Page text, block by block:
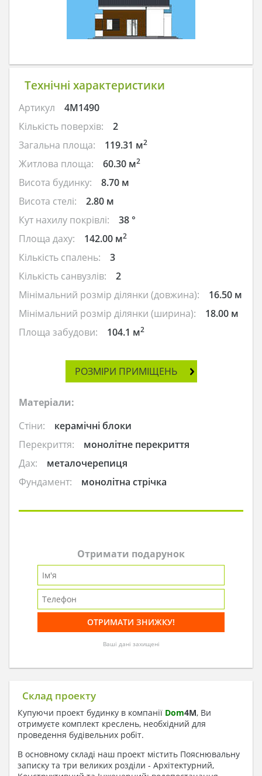
Технічні характеристики
Артикул
4M1490
Кількість поверхів:
2
Загальна площа:
119.31 м2
Житлова площа: 60.30 м2
Висота будинку:
8.70 м
Висота стелі:
2.80 м
Кут нахилу покрівлі:
38 °
Площа даху:
142.00 м2
Кількість спалень:
3
Кількість санвузлів:
2
Мінімальний розмір ділянки (довжина):
16.50 м
Мінімальний розмір ділянки (ширина):
18.00 м
Площа забудови:
104.1 м2
РОЗМІРИ ПРИМІЩЕНЬ
Матеріали:
Стіни:
керамічні блоки
Перекриття:
монолітне перекриття
Дах:
металочерепиця
Фундамент:
монолітна стрічка
Отримати подарунок
Ваші дані захищені
Склад проекту
Купуючи проект будинку в компанії Dom4M, Ви
отримуєте комплект креслень, необхідний для
проведення будівельних робіт.
В основному складі наш проект містить Пояснювальну
записку та три великих розділи - Архітектурний,